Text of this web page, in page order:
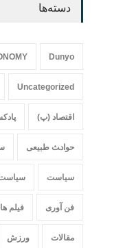
دسته‌ها
Dunyo
Uncategorized
اقتصاد (پ)
حواد‍‍‍ث طبیعی
سیاست
فن آوری فیلم
مقالات ورزش